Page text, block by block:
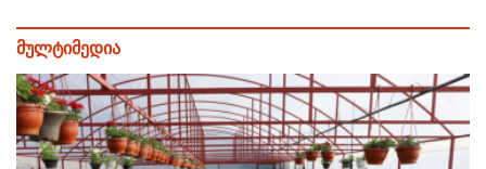
მულტიმედია